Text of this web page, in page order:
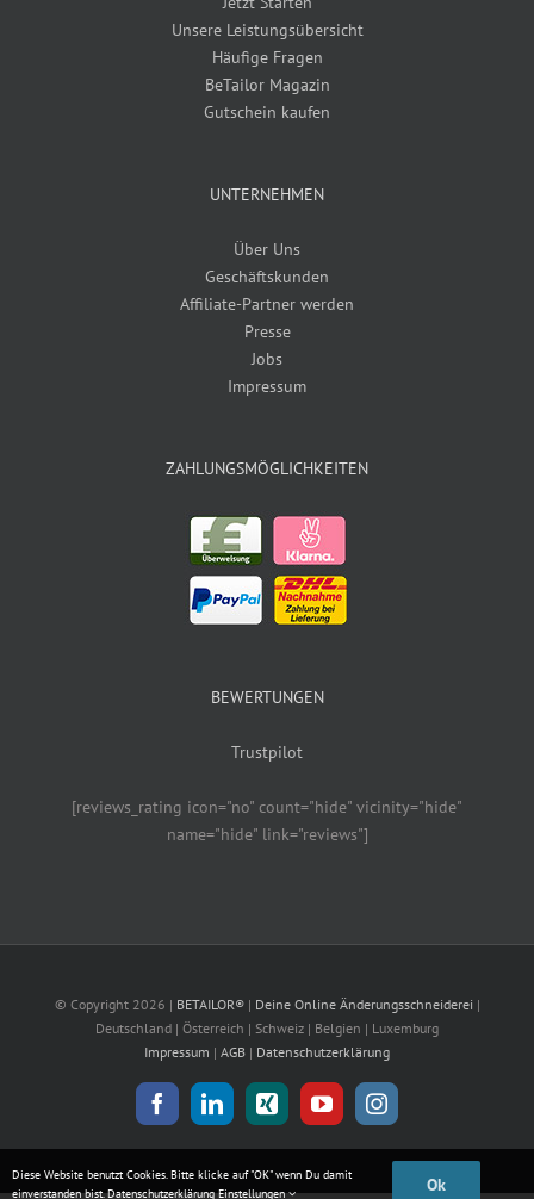
Unsere Leistungsübersicht
Häufige Fragen
BeTailor Magazin
Gutschein kaufen
UNTERNEHMEN
Über Uns
Geschäftskunden
Affiliate-Partner werden
Presse
Jobs
Impressum
ZAHLUNGSMÖGLICHKEITEN
BEWERTUNGEN
Trustpilot
[reviews_rating icon="no" count="hide" vicinity="hide"
name="hide" link="reviews"]
© Copyright 2026 | BETAILOR® | Deine Online Änderungsschneiderei |
Deutschland | Österreich | Schweiz | Belgien | Luxemburg
Impressum | AGB | Datenschutzerklärung
FacebookLinkedInXing YouTubeInstagram
Diese Website benutzt Cookies. Bitte klicke auf "OK" wenn Du damit
einverstanden bist.Datenschutzerklärung Einstellungen Ok